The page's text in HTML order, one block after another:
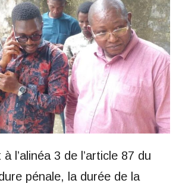
l’alinéa 3 de l’article 87 du
pénale, la durée de la